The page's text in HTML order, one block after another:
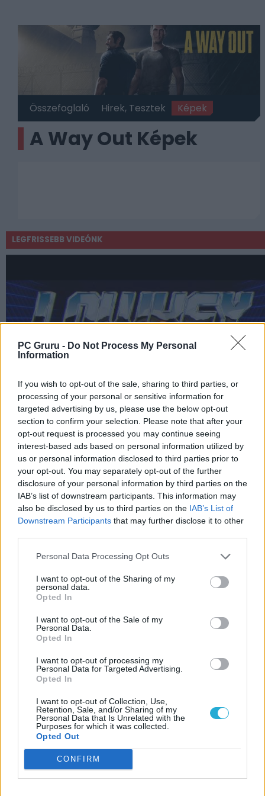
PC Gruru - Do Not Process My Personal
Information
If you wish to opt-out of the sale, sharing to third parties, or
processing of your personal or sensitive information for
targeted advertising by us, please use the below opt-out
section to confirm your selection. Please note that after your
opt-out request is processed you may continue seeing
interest-based ads based on personal information utilized by
us or personal information disclosed to third parties prior to
your opt-out. You may separately opt-out of the further
disclosure of your personal information by third parties on the
IAB’s list of downstream participants. This information may
also be disclosed by us to third parties on the IAB’s List of
Downstream Participants that may further disclose it to other
Personal Data Processing Opt Outs
I want to opt-out of the Sharing of my
personal data.
Opted In
I want to opt-out of the Sale of my
Personal Data.
Opted In
I want to opt-out of processing my
Personal Data for Targeted Advertising.
Opted In
I want to opt-out of Collection, Use,
Retention, Sale, and/or Sharing of my
Personal Data that Is Unrelated with the
Purposes for which it was collected.
Opted Out
CONFIRM
Összefoglaló Hirek, Tesztek Képek
A Way Out Képek
LEGFRISSEBB VIDEÓNK
ESPORT1 HÍREK
Víz alatti kalandokra
következő frissítése